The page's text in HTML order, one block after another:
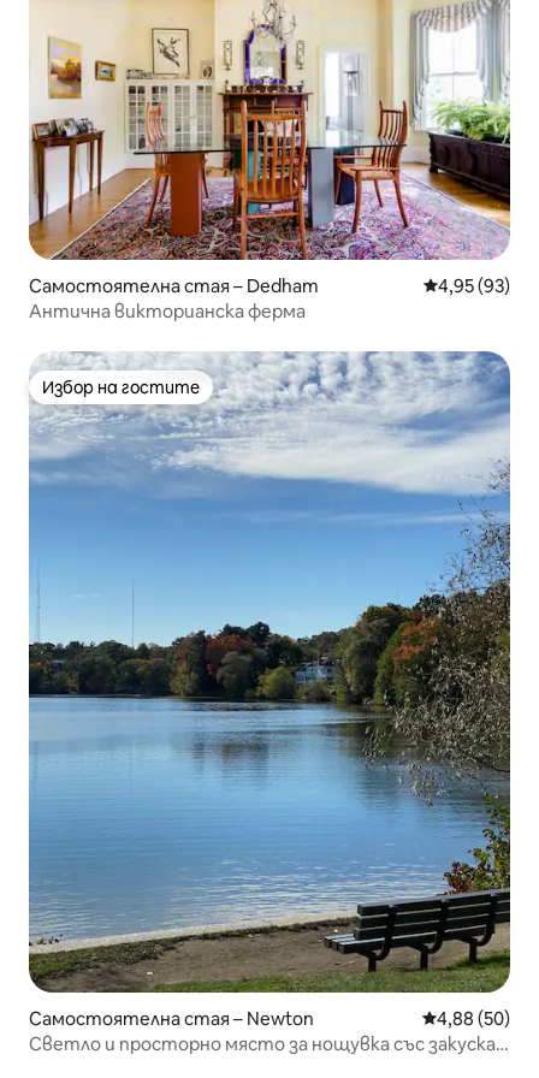
Самостоятелна стая – Dedham Средна
4,95 (93)
Антична викторианска ферма
Избор на гостите
Избор на гостите
Самостоятелна стая – Newton Средна
4,88 (50)
Светло и просторно място за нощувка със закуска в